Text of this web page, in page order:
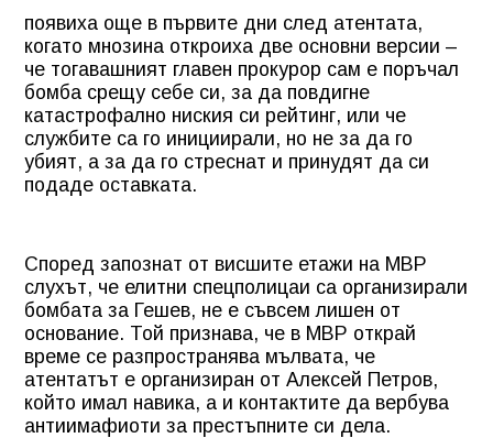
появиха още в първите дни след атентата,
когато мнозина откроиха две основни версии –
че тогавашният главен прокурор сам е поръчал
бомба срещу себе си, за да повдигне
катастрофално ниския си рейтинг, или че
службите са го инициирали, но не за да го
убият, а за да го стреснат и принудят да си
подаде оставката.
Според запознат от висшите етажи на МВР
слухът, че елитни спецполицаи са организирали
бомбата за Гешев, не е съвсем лишен от
основание. Той признава, че в МВР открай
време се разпространява мълвата, че
атентатът е организиран от Алексей Петров,
който имал навика, а и контактите да вербува
антиимафиоти за престъпните си дела.